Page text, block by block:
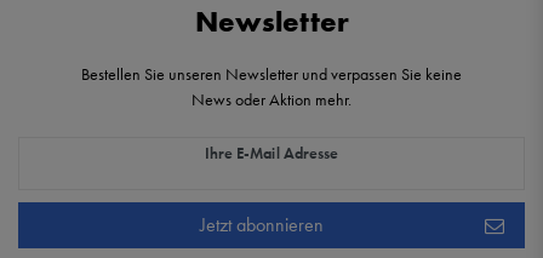
Newsletter
Bestellen Sie unseren Newsletter und verpassen Sie keine
News oder Aktion mehr.
Ihre E-Mail Adresse
Newsletter Honig
Jetzt abonnieren